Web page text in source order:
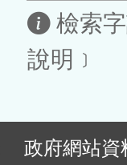
區
檢索
說明﹞
政府網站資